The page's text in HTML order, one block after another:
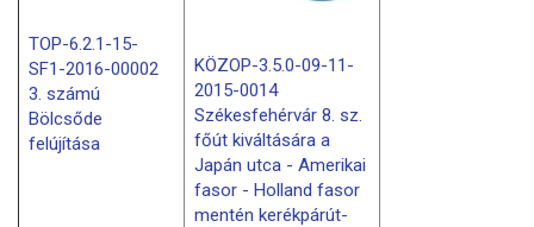
TOP-6.2.1-15-
SF1-2016-00002
3. számú
Bölcsőde
felújítása
KÖZOP-3.5.0-09-11-
2015-0014
Székesfehérvár 8. sz.
főút kiváltására a
Japán utca - Amerikai
fasor - Holland fasor
mentén kerékpárút-